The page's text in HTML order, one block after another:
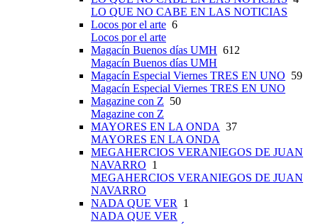
LO QUE NO CABE EN LAS NOTICIAS
Locos por el arte 6
Locos por el arte
Magacín Buenos días UMH 612
Magacín Buenos días UMH
Magacín Especial Viernes TRES EN UNO 59
Magacín Especial Viernes TRES EN UNO
Magazine con Z 50
Magazine con Z
MAYORES EN LA ONDA 37
MAYORES EN LA ONDA
MEGAHERCIOS VERANIEGOS DE JUAN
NAVARRO 1
MEGAHERCIOS VERANIEGOS DE JUAN
NAVARRO
NADA QUE VER
1
NADA QUE VER